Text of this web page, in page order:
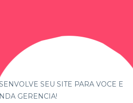
SEU SITE PARA VOCÊ E
GERENCIA!